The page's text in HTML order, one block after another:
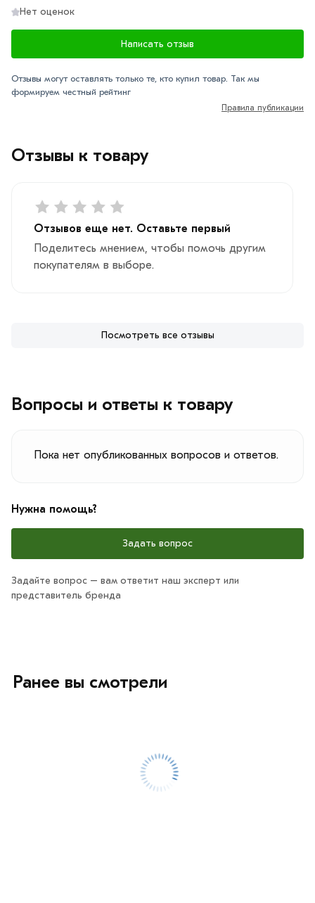
Отзывы к товару
Отзывов еще нет. Оставьте первый
Поделитесь мнением, чтобы помочь другим
покупателям в выборе.
Посмотреть все отзывы
Нет оценок
Написать отзыв
Отзывы могут оставлять только те, кто купил товар. Так мы
формируем честный рейтинг
Правила публикации
Вопросы и ответы к товару
Пока нет опубликованных вопросов и ответов.
Нужна помощь?
Задать вопрос
Задайте вопрос – вам ответит наш эксперт или
представитель бренда
Ранее вы смотрели